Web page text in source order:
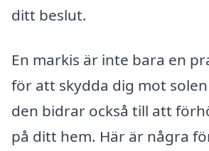
ditt beslut.
En markis är inte bara en
för att skydda dig mot
den bidrar också till att
på ditt hem. Här är några